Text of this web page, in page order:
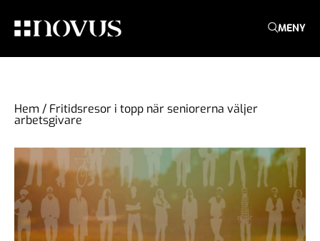
MENY
Hem / Fritidsresor i topp när seniorerna väljer
arbetsgivare